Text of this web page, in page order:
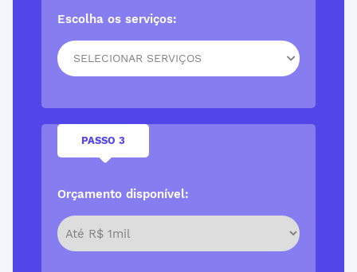
Escolha os serviços:
SELECIONAR SERVIÇOS
PASSO 3
Orçamento disponível: